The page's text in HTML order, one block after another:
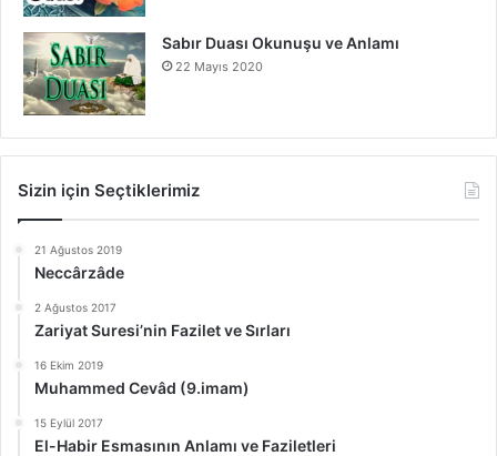
Sabır Duası Okunuşu ve Anlamı
22 Mayıs 2020
Sizin için Seçtiklerimiz
21 Ağustos 2019
Neccârzâde
2 Ağustos 2017
Zariyat Suresi’nin Fazilet ve Sırları
16 Ekim 2019
Muhammed Cevâd (9.imam)
15 Eylül 2017
El-Habir Esmasının Anlamı ve Faziletleri